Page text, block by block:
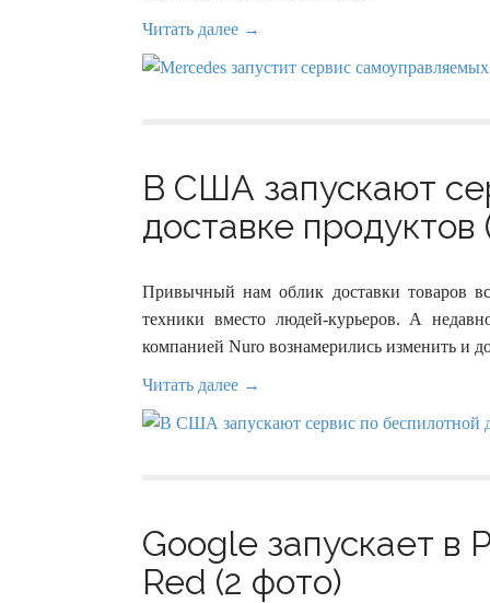
Читать далее →
В США запускают
доставке продуктов
Привычный нам облик доставки товаров
техники вместо людей-курьеров. А
компанией Nuro вознамерились изменить и
Читать далее →
Google запускает в
Red (2 фото)